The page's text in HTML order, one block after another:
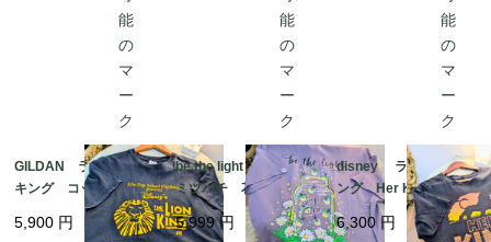
GILDAN ライオン
キング コットン ブ
ラック Mサイズ Lio
n King ギルダン ウル
5,900 円
be the light フラワー
ミツバチ 花 USA T
シャツ パープル
紫 コットン Lサ
5,999円
disney ライオン キ
ング Her KING コッ
トン ブラック Lサイ
ズ Lion King シン
6,300円